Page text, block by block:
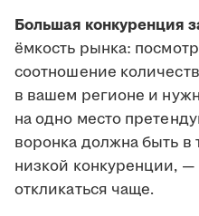
Большая конкуренция
ёмкость рынка:
соотношение
в вашем регионе и
на одно место
воронка должна быть
низкой конкуренции,
откликаться чаще.